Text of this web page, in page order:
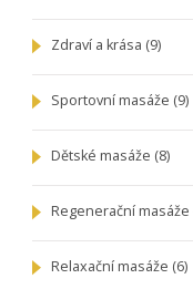
Zdraví a krása (9)
Sportovní masáže (9)
Dětské masáže (8)
Regenerační masáže
Relaxační masáže (6)